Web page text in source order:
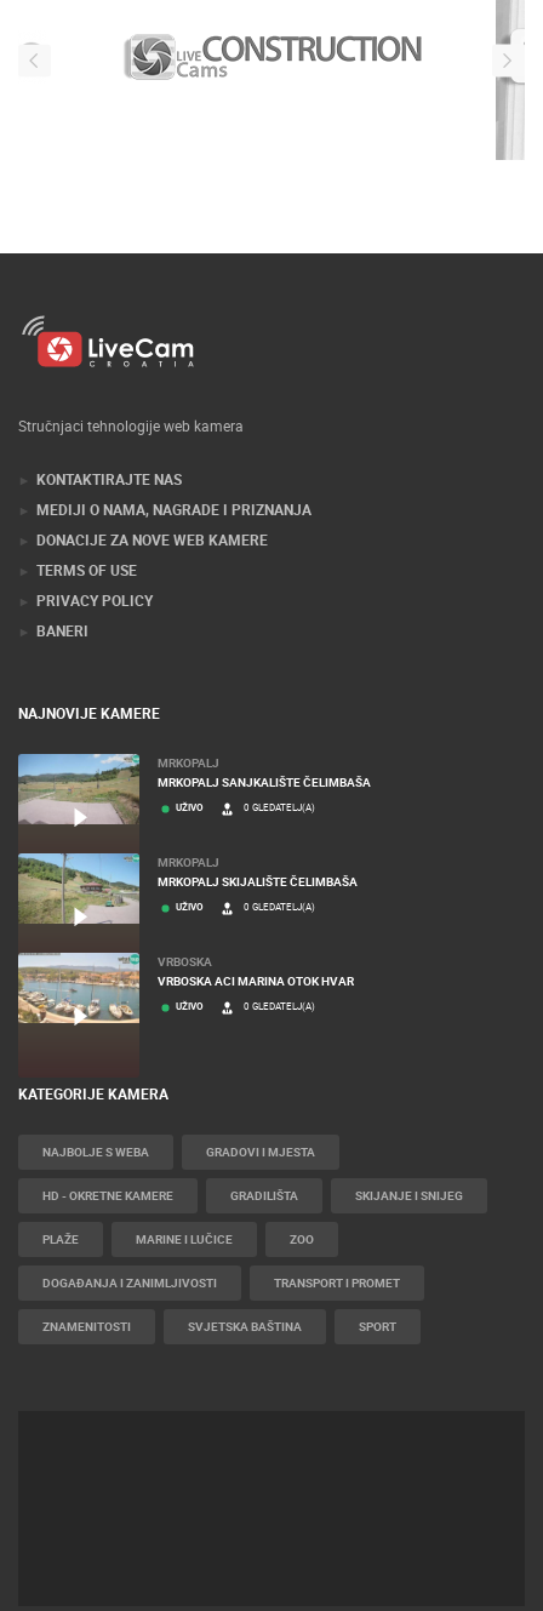
Stručnjaci tehnologije web kamera
KONTAKTIRAJTE NAS
MEDIJI O NAMA, NAGRADE I PRIZNANJA
DONACIJE ZA NOVE WEB KAMERE
TERMS OF USE
PRIVACY POLICY
BANERI
NAJNOVIJE KAMERE
MRKOPALJ
MRKOPALJ SANJKALIŠTE ČELIMBAŠA
UŽIVO 0 GLEDATELJ(A)
MRKOPALJ
MRKOPALJ SKIJALIŠTE ČELIMBAŠA
UŽIVO 0 GLEDATELJ(A)
VRBOSKA
VRBOSKA ACI MARINA OTOK HVAR
UŽIVO 0 GLEDATELJ(A)
KATEGORIJE KAMERA
NAJBOLJE S WEBA GRADOVI I MJESTA
HD - OKRETNE KAMERE GRADILIŠTA SKIJANJE I SNIJEG
PLAŽE MARINE I LUČICE ZOO
DOGAĐANJA I ZANIMLJIVOSTI TRANSPORT I PROMET
ZNAMENITOSTI SVJETSKA BAŠTINA SPORT